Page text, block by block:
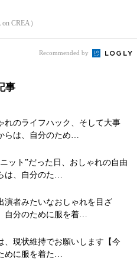
CREA）
Recommended by
事
れのライフハック、そして大事
らは、自分のため…
ット”だった日、おしゃれの自由
は、自分のた…
演者みたいなおしゃれを目ざ
自分のために服を着…
、現状維持でお願いします【今
めに服を着た…